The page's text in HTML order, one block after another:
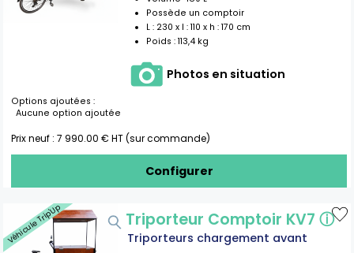
Possède un comptoir
L : 230 x l :110 x h :170 cm
Poids :113,4 kg
Photos en situation
Options ajoutées :
Aucune option ajoutée
Prix neuf :7 990.00 € HT (sur commande)
Configurer
Véhicule Trip'Up Triporteur Comptoir KV7 ⓘ
Triporteurs chargement avant